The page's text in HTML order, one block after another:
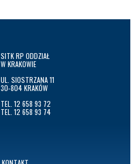
SITK RP ODDZIAŁ
W KRAKOWIE
UL. SIOSTRZANA 11
30-804 KRAKÓW
TEL. 12 658 93 72
TEL. 12 658 93 74